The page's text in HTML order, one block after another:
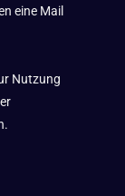
eine Mail
Nutzung